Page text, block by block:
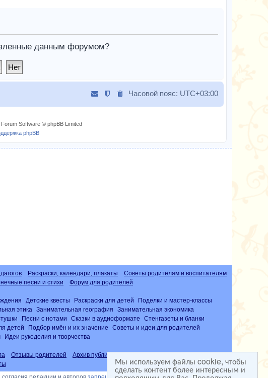
Мы используем файлы cookie, чтобы
сделать контент более интересным и
данным форумом?
Часовой пояс: UTC+03:00
Software © phpBB Limited
phpBB
Раскраски, календари, плакаты
Советы родителям и воспитателям
песни и стихи Форум для родителей
Детские квесты Раскраски для детей
Поделки и мастер-классы
этика Занимательная география
Занимательная экономика
Песни с нотами Сказки в аудиоформате
Стенгазеты и бланки
детей Подбор имён и их значение
Советы и идеи для родителей
Идеи рукоделия и творчества
Отзывы родителей Архив публикаций